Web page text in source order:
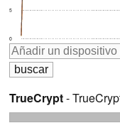
0
5
TrueCrypt-